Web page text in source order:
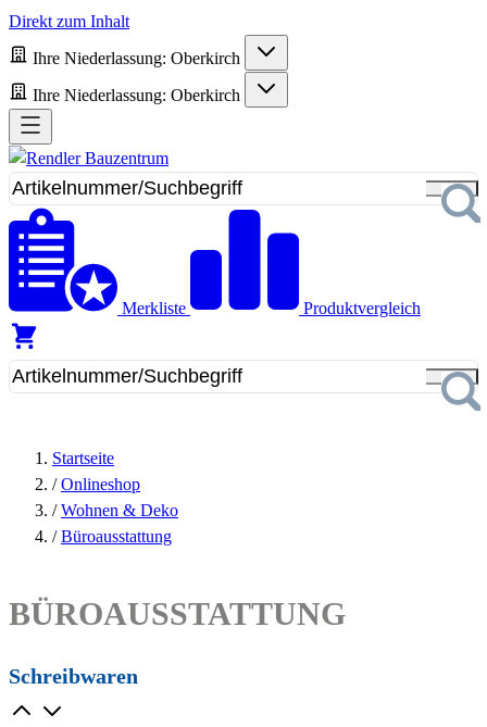
Direkt zum Inhalt
Ihre Niederlassung: Oberkirch
Ihre Niederlassung: Oberkirch
Merkliste Produktvergleich
Startseite
/ Onlineshop
/ Wohnen & Deko
/ Büroausstattung
BÜROAUSSTATTUNG
Schreibwaren